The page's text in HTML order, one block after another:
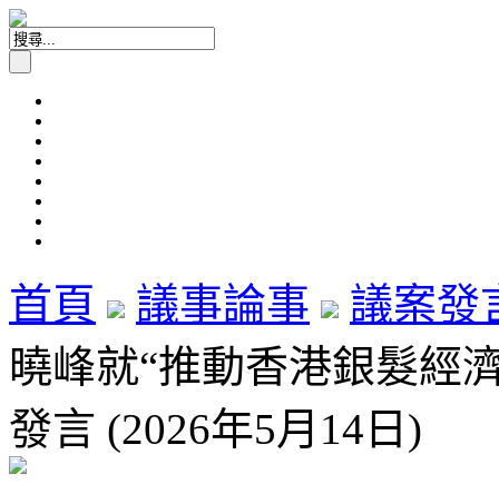
首頁 議事論事
議案發
曉峰就“推動香港銀髮經
發言 (2026年5月14日)